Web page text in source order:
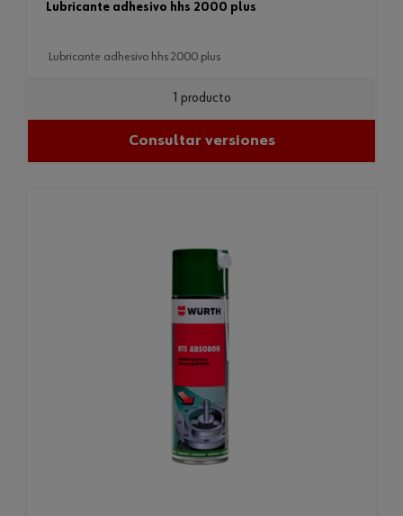
lubricante adhesivo hhs 2000 plus
lubricante adhesivo hhs 2000 plus
1 producto
Consultar versiones